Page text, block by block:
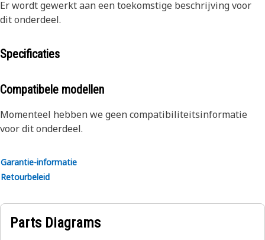
Er wordt gewerkt aan een toekomstige beschrijving voor
dit onderdeel.
Specificaties
Compatibele modellen
Momenteel hebben we geen compatibiliteitsinformatie
voor dit onderdeel.
Garantie-informatie
Retourbeleid
Parts Diagrams